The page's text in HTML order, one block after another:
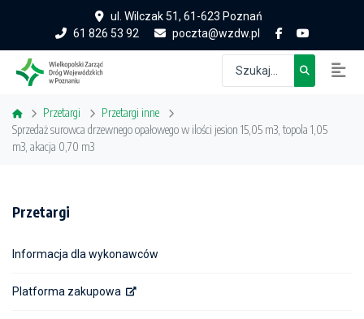
ul. Wilczak 51, 61-623 Poznań
61 826 53 92
poczta@wzdw.pl
Przetargi
Przetargi inne
Sprzedaż surowca drzewnego opałowego w ilości jesion 15,05 m3, topola 1,05
m3, akacja 0,70 m3
Przetargi
Informacja dla wykonawców
Platforma zakupowa